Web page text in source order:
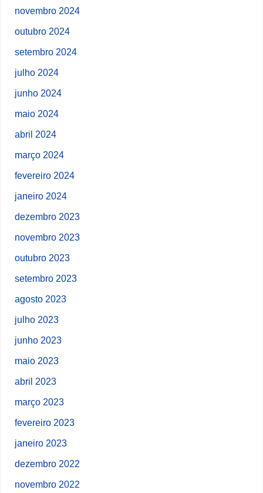
novembro 2024
outubro 2024
setembro 2024
julho 2024
junho 2024
maio 2024
abril 2024
março 2024
fevereiro 2024
janeiro 2024
dezembro 2023
novembro 2023
outubro 2023
setembro 2023
agosto 2023
julho 2023
junho 2023
maio 2023
abril 2023
março 2023
fevereiro 2023
janeiro 2023
dezembro 2022
novembro 2022